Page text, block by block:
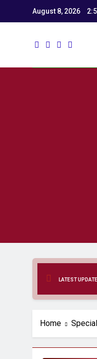
August 8, 2026
LATEST
Home